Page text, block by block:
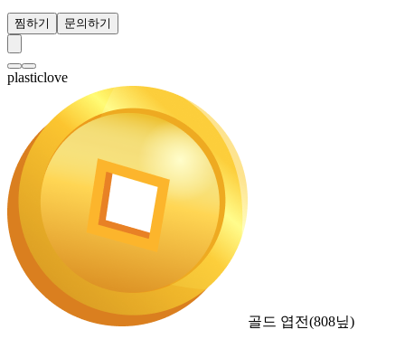
찜하기 문의하기
plasticlove
골드 엽전(808닢)